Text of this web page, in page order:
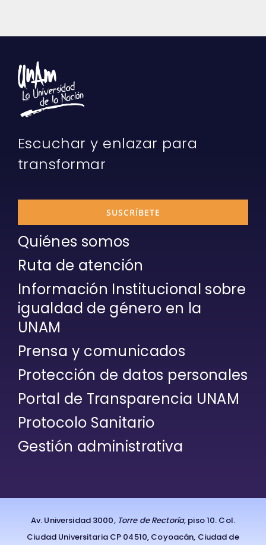
Escuchar y enlazar para
transformar
SUSCRÍBETE
Quiénes somos
Ruta de atención
Información Institucional sobre
igualdad de género en la
UNAM
Prensa y comunicados
Protección de datos personales
Portal de Transparencia UNAM
Protocolo Sanitario
Gestión administrativa
Av. Universidad 3000, Torre de Rectoría, piso 10. Col.
Ciudad Universitaria CP 04510, Coyoacán, Ciudad de